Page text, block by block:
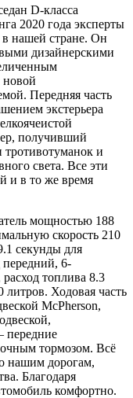
D-класса
2020 года эксперты
нашей стране. Он
дизайнерскими
новой
Передняя часть
экстерьера
получивший
тротивотуманок и
света. Все эти
и в то же время
мощностью 188
скорость 210
секунды для
6-
расход топлива 8.3
Ходовая часть
McPherson,
передние
тормозом. Всё
нашим дорогам,
Благодаря
комфортно.